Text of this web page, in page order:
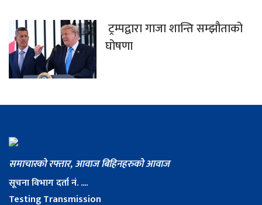
ट्रम्पद्वारा गाजा शान्ति सम्झौताको
घोषणा
समाचारको रफ्तार, आवाज बिहिनहरुको आवाज
सूचना विभाग दर्ता नं. ....
Testing Transmission